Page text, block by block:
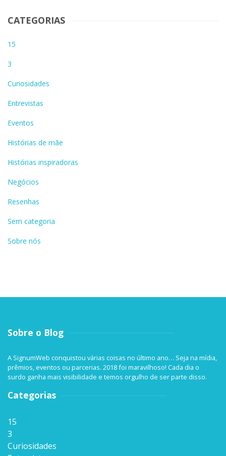
CATEGORIAS
15
3
Curiosidades
Entrevistas
Eventos
Histórias de mãe
Histórias inspiradoras
Negócios
Resenhas
Sem categoria
Sobre nós
Sobre o Blog
A SignumWeb conquistou várias coisas no último ano… Seja na mídia,
prêmios, eventos ou parcerias. 2018 foi maravilhoso! Cada dia o
surdo ganha mais visibilidade e temos orgulho de ser parte disso.
Categorias
15
3
Curiosidades